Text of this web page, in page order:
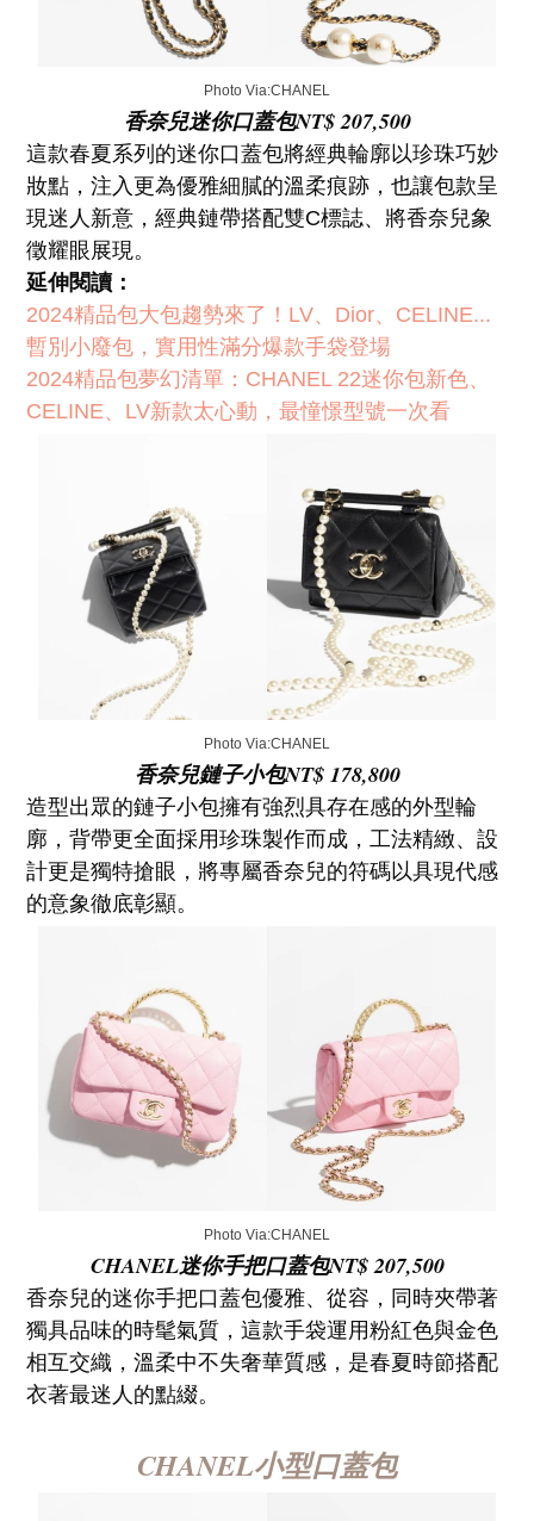
Photo Via:CHANEL
香奈兒迷你口蓋包NT$ 207,500
這款春夏系列的迷你口蓋包將經典輪廓以珍珠巧妙
妝點，注入更為優雅細膩的溫柔痕跡，也讓包款呈
現迷人新意，經典鏈帶搭配雙C標誌、將香奈兒象
徵耀眼展現。
延伸閱讀：
2024精品包大包趨勢來了！LV、Dior、CELINE...
暫別小廢包，實用性滿分爆款手袋登場
2024精品包夢幻清單：CHANEL 22迷你包新色、
CELINE、LV新款太心動，最憧憬型號一次看
Photo Via:CHANEL
香奈兒鏈子小包NT$ 178,800
造型出眾的鏈子小包擁有強烈具存在感的外型輪
廓，背帶更全面採用珍珠製作而成，工法精緻、設
計更是獨特搶眼，將專屬香奈兒的符碼以具現代感
的意象徹底彰顯。
Photo Via:CHANEL
CHANEL迷你手把口蓋包NT$ 207,500
香奈兒的迷你手把口蓋包優雅、從容，同時夾帶著
獨具品味的時髦氣質，這款手袋運用粉紅色與金色
相互交織，溫柔中不失奢華質感，是春夏時節搭配
衣著最迷人的點綴。
CHANEL小型口蓋包